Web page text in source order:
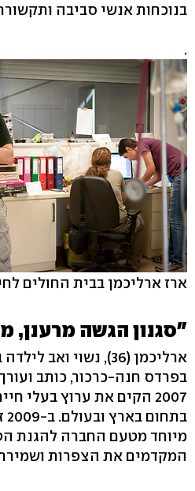
בנוכחות אנשי סביבה
.
ארז ארליכמן בבית החולים
"סגנון הגשה מרענן,
ארליכמן (36), נשוי
2007 הקים את ערוץ בעלי
מיוחד מטעם החברה להגנת
המקדמים את הצפרות